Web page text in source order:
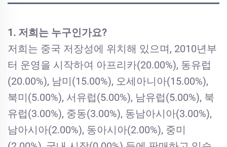
1. 저희는 누구인가요?
저희는 중국 저장성에 위치해 있으며, 2010년부
터 운영을 시작하여 아프리카(20.00%), 동유럽
(20.00%), 남미(15.00%), 오세아니아(15.00%),
북미(5.00%), 서유럽(5.00%), 남유럽(5.00%), 북
유럽(3.00%), 중동(3.00%), 동남아시아(3.00%),
남아시아(2.00%), 동아시아(2.00%), 중미